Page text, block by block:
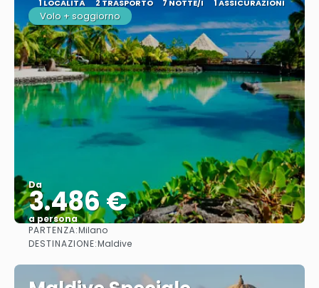
1 LOCALITÀ 2 TRASPORTO 7 NOTTE/I 1 ASSICURAZIONI
Volo + soggiorno
Da
3.486 €
a persona
PARTENZA:Milano
DESTINAZIONE:Maldive